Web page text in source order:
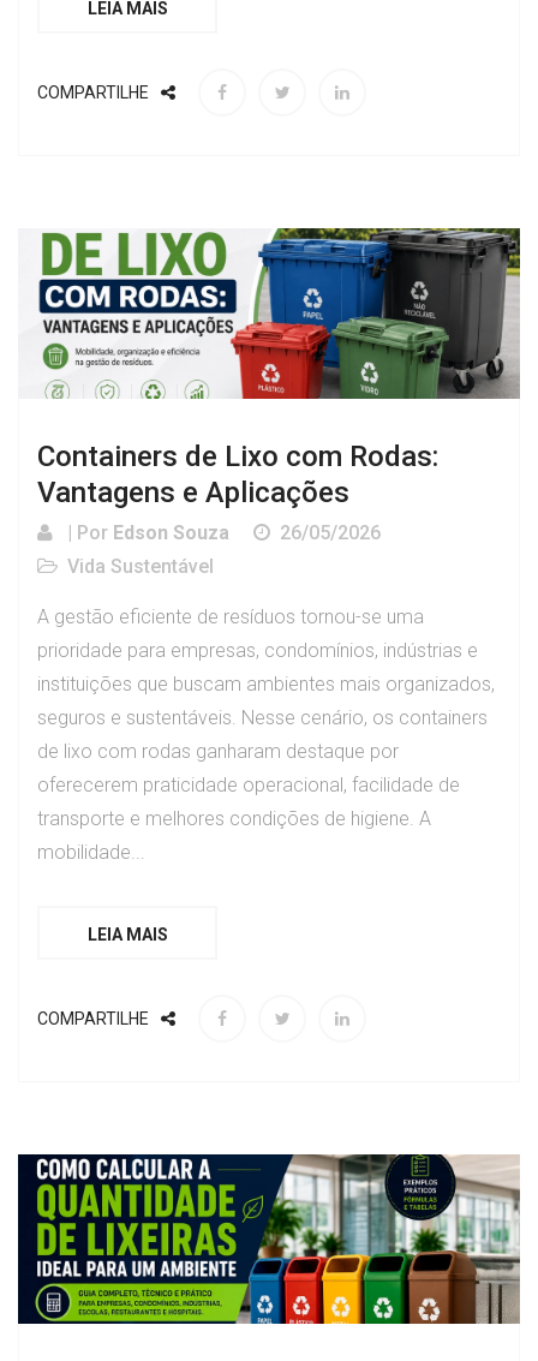
LEIA MAIS
COMPARTILHE
Containers de Lixo com Rodas:
Vantagens e Aplicações
| Por Edson Souza
26/05/2026
Vida Sustentável
A gestão eficiente de resíduos tornou-se uma
prioridade para empresas, condomínios, indústrias e
instituições que buscam ambientes mais organizados,
seguros e sustentáveis. Nesse cenário, os containers
de lixo com rodas ganharam destaque por
oferecerem praticidade operacional, facilidade de
transporte e melhores condições de higiene. A
mobilidade...
LEIA MAIS
COMPARTILHE